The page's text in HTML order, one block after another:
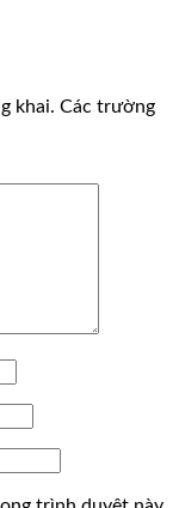
khai. Các trường